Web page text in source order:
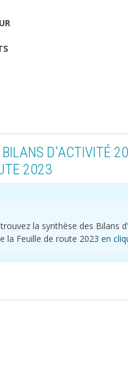
BILANS D'ACTIVITÉ
2023
la synthèse des Bilans
la Feuille de route 2023 en